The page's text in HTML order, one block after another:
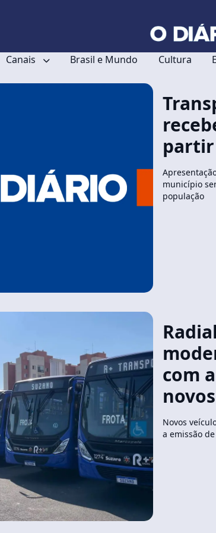
Canais Brasil e Mundo Cultura
partir
município
população
com
Novos
a emissão